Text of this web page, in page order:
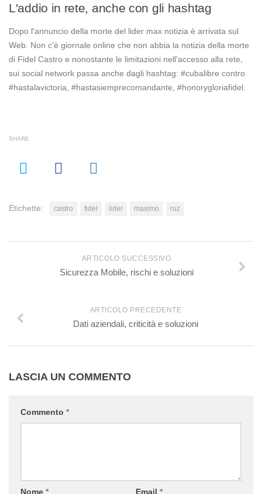
L'addio in rete, anche con gli hashtag
Dopo l'annuncio della morte del lider max notizia è arrivata sul
Web. Non c'è giornale online che non abbia la notizia della morte
di Fidel Castro e nonostante le limitazioni nell'accesso alla rete,
sui social network passa anche dagli hashtag: #cubalibre contro
#hastalavictoria, #hastasiemprecomandante, #honorygloriafidel.
SHARE
Etichette: castro fidel lider maximo ruz
ARTICOLO SUCCESSIVO
Sicurezza Mobile, rischi e soluzioni
ARTICOLO PRECEDENTE
Dati aziendali, criticità e soluzioni
LASCIA UN COMMENTO
Commento *
Nome * Email *